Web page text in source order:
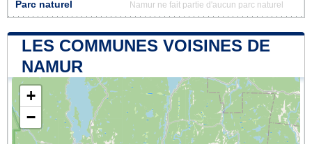
Parc naturel Namur ne fait partie d'aucun parc naturel
LES COMMUNES VOISINES DE
NAMUR
+
−